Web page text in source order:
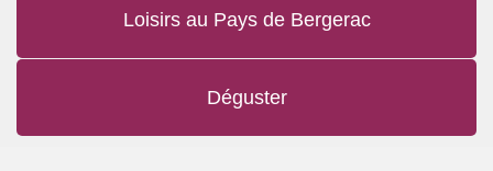
Loisirs au Pays de Bergerac
Déguster